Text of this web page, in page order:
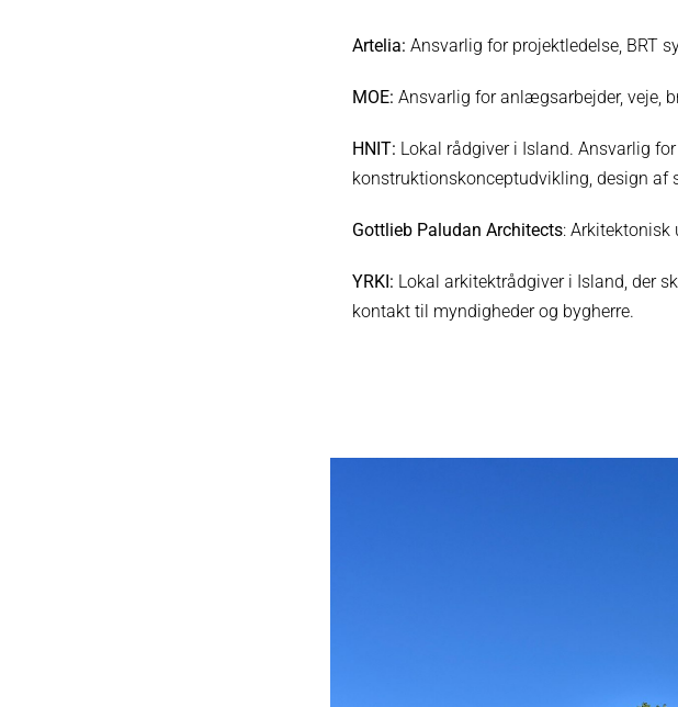
Artelia: Ansvarlig for projektledelse, BRT
MOE: Ansvarlig for anlægsarbejder, veje,
HNIT: Lokal rådgiver i Island. Ansvarlig
konstruktionskonceptudvikling, design
Gottlieb Paludan Architects:
YRKI: Lokal arkitektrådgiver i Island, der
kontakt til myndigheder og bygherre.